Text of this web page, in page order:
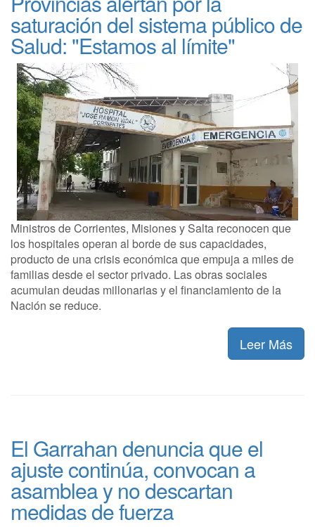
saturación del sistema público de
Salud: "Estamos al límite"
Ministros de Corrientes, Misiones y Salta reconocen que
los hospitales operan al borde de sus capacidades,
producto de una crisis económica que empuja a miles de
familias desde el sector privado. Las obras sociales
acumulan deudas millonarias y el financiamiento de la
Nación se reduce.
Leer Más
El Garrahan denuncia que el
ajuste continúa, convocan a
asamblea y no descartan
medidas de fuerza